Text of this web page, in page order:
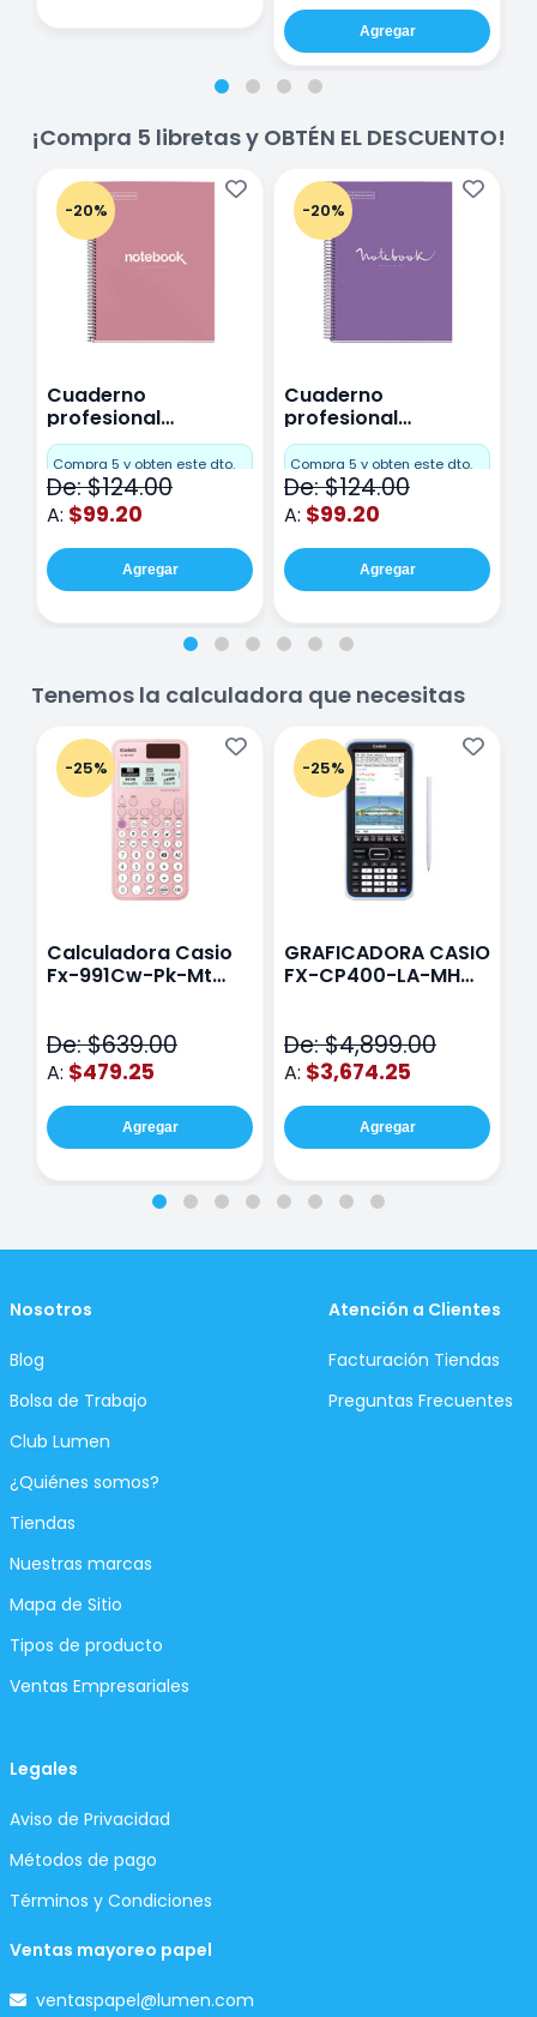
Agregar
¡Compra 5 libretas y OBTÉN EL DESCUENTO!
-20%
Cuaderno
profesional
Miquelrius Emotions
Cuadro Chico 80
hojas Rosa
Compra 5 y obten este dto.
De: $124.00
A: $99.20
Agregar
-20%
Cuaderno
profesional
Miquelrius Emotions
raya 80 hojas
Purpura
Compra 5 y obten este dto.
De: $124.00
A: $99.20
Agregar
Tenemos la calculadora que necesitas
-25%
Calculadora Casio
Fx-991Cw-Pk-Mt
De: $639.00
A: $479.25
Agregar
-25%
GRAFICADORA CASIO
FX-CP400-LA-MH
De: $4,899.00
A: $3,674.25
Agregar
Nosotros
Blog
Bolsa de Trabajo
Club Lumen
¿Quiénes somos?
Tiendas
Nuestras marcas
Mapa de Sitio
Tipos de producto
Ventas Empresariales
Atención a Clientes
Facturación Tiendas
Preguntas Frecuentes
Legales
Aviso de Privacidad
Métodos de pago
Términos y Condiciones
Ventas mayoreo papel
ventaspapel@lumen.com